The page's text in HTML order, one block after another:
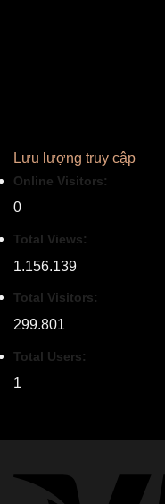
Lưu lượng truy cập
Online Visitors:
0
Total Views:
1.156.139
Total Visitors:
299.801
Total Users:
1